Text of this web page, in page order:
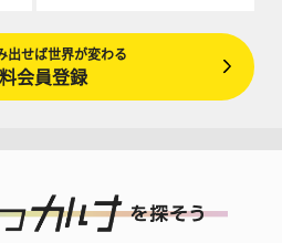
出せば世界が変わる
会員登録